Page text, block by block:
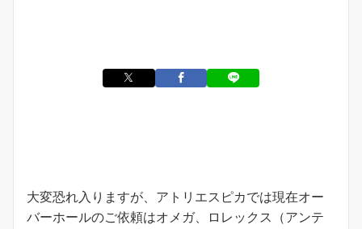
大変恐れ入りますが、アトリエスピカでは現在オー
バーホールのご依頼はオメガ、ロレックス（アンテ